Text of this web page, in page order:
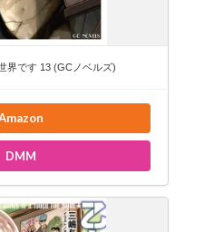
界です 13 (GCノベルズ)
DMM